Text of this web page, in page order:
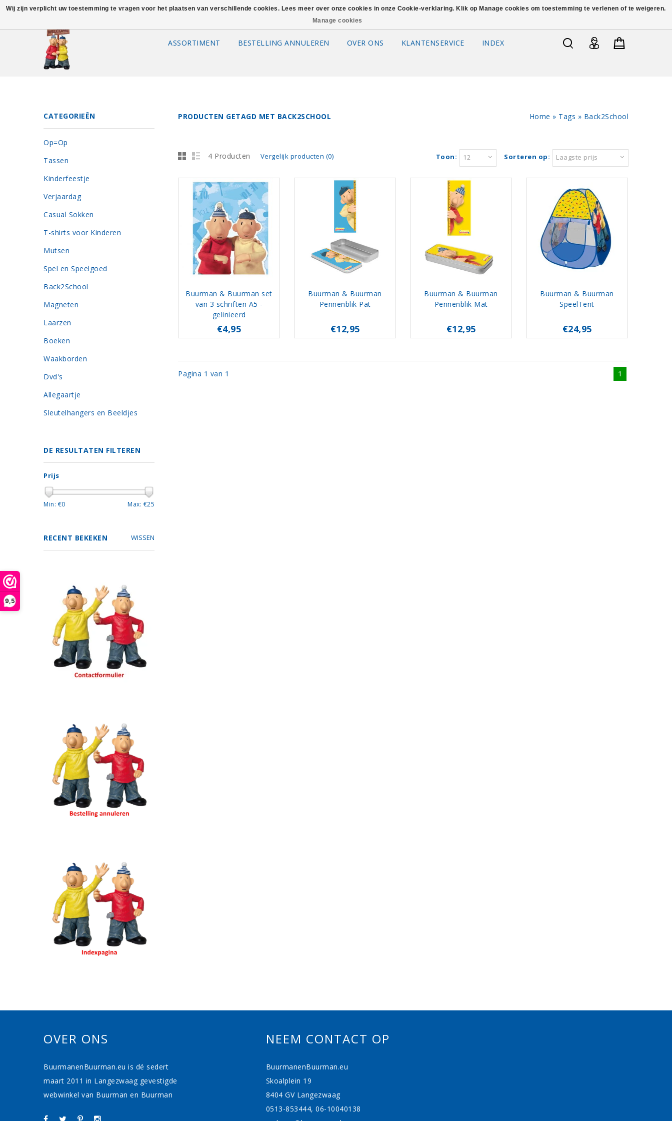
9,5
ASSORTIMENT BESTELLING ANNULEREN OVER ONS KLANTENSERVICE INDEX
Home » Tags » Back2School
PRODUCTEN GETAGD MET BACK2SCHOOL
4 Producten Vergelijk producten (0) Sorteren op: Laagste prijs
Toon: 12
Buurman & Buurman set
van 3 schriften A5 -
gelinieerd
€4,95
Buurman & Buurman
Pennenblik Pat
€12,95
Buurman & Buurman
Pennenblik Mat
€12,95
Buurman & Buurman
SpeelTent
€24,95
Pagina 1 van 1 1
CATEGORIEËN
Op=Op
Tassen
Kinderfeestje
Verjaardag
Casual Sokken
T-shirts voor Kinderen
Mutsen
Spel en Speelgoed
Back2School
Magneten
Laarzen
Boeken
Waakborden
Dvd's
Allegaartje
Sleutelhangers en Beeldjes
DE RESULTATEN FILTEREN
Prijs
Min: €0 Max: €25
RECENT BEKEKEN WISSEN
OVER ONS
BuurmanenBuurman.eu is dé sedert
maart 2011 in Langezwaag gevestigde
webwinkel van Buurman en Buurman
NEEM CONTACT OP
BuurmanenBuurman.eu
Skoalplein 19
8404 GV Langezwaag
0513-853444, 06-10040138
Wij zijn verplicht uw toestemming te vragen voor het plaatsen van verschillende cookies. Lees meer over onze cookies in onze Cookie-verklaring. Klik op Manage cookies om toestemming te verlenen of te weigeren.
Manage cookies